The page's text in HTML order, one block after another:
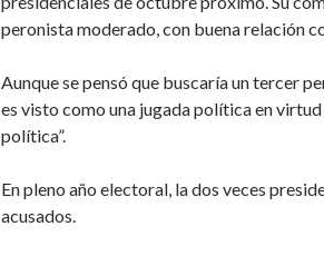
peronista moderado, con buena relación
Aunque se pensó que buscaría un tercer
es visto como una jugada política en
política”.
En pleno año electoral, la dos veces
acusados.